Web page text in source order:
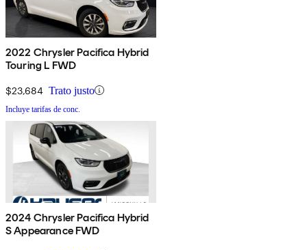
2022 Chrysler Pacifica Hybrid
Touring L FWD
$23,684 Trato justo
Incluye tarifas de conc.
2024 Chrysler Pacifica Hybrid
S Appearance FWD